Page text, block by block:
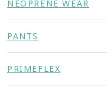
NEOPRENE WEAR
PANTS
PRIMEFLEX